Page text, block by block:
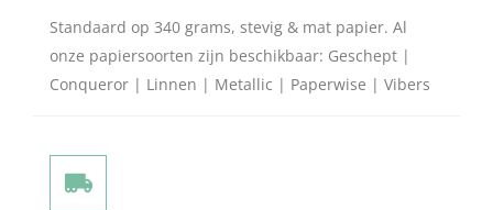
Standaard op 340 grams, stevig & mat papier. Al
onze papiersoorten zijn beschikbaar: Geschept |
Conqueror | Linnen | Metallic | Paperwise | Vibers